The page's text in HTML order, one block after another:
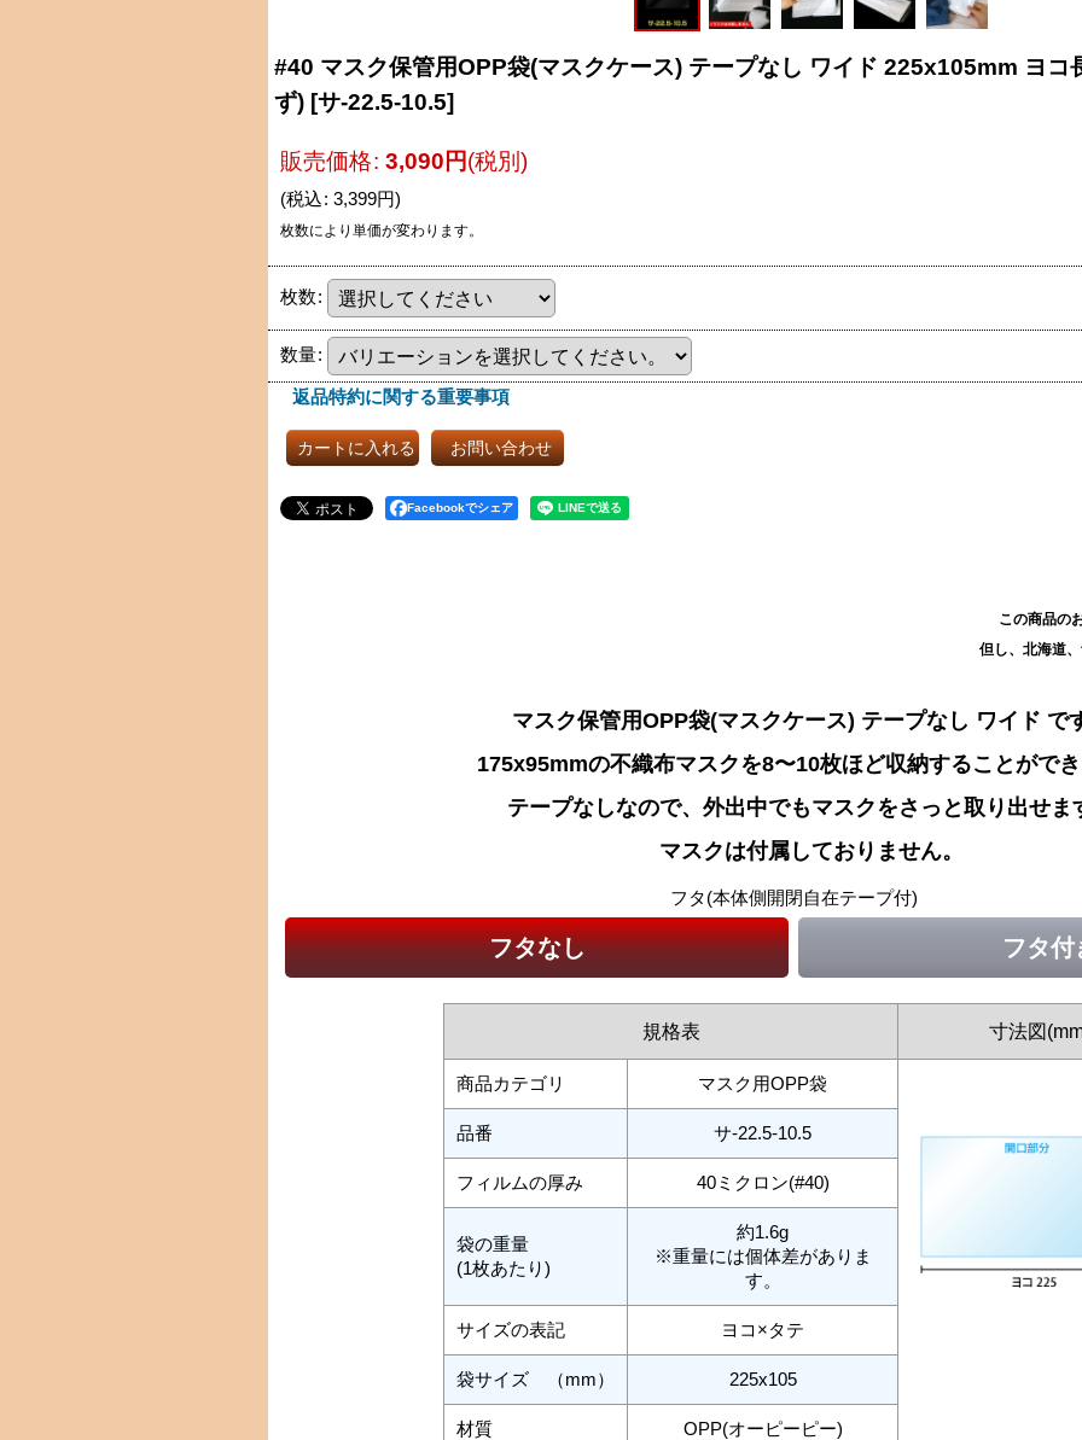
#40 マスク保管用OPP袋(マスクケース) テープなし ワイド 225x105mm ヨコ
ず) [サ-22.5-10.5]
販売価格: 3,090 円(税別)
(税込: 3,399円)
枚数により単価が変わります。
枚数:
数量:
返品特約に関する重要事項
カートに入れる お問い合わせ
Facebookでシェア
この商品の
但し、北海道
マスク保管用OPP袋(マスクケース) テープなし ワイド で
175x95mmの不織布マスクを8〜10枚ほど収納することがで
テープなしなので、外出中でもマスクをさっと取り出せま
マスクは付属しておりません。
フタ(本体側開閉自在テープ付)
フタなし フタ付
規格表 寸法図
商品カテゴリ マスク用OPP袋
品番 サ-22.5-10.5
フィルムの厚み 40ミクロン(#40)
袋の重量
(1枚あたり)
約1.6g
※重量には個体差がありま
す。
サイズの表記 ヨコ×タテ
袋サイズ （mm） 225x105
材質 OPP(オーピーピー)